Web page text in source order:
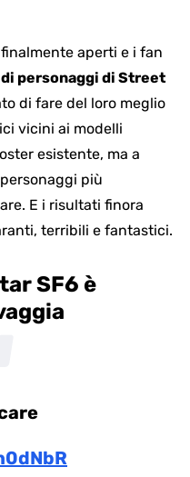
aperti e i fan
personaggi di Street
di fare del loro meglio
vicini ai modelli
esistente, ma a
più
E i risultati finora
terribili e fantastici.
SF6 è